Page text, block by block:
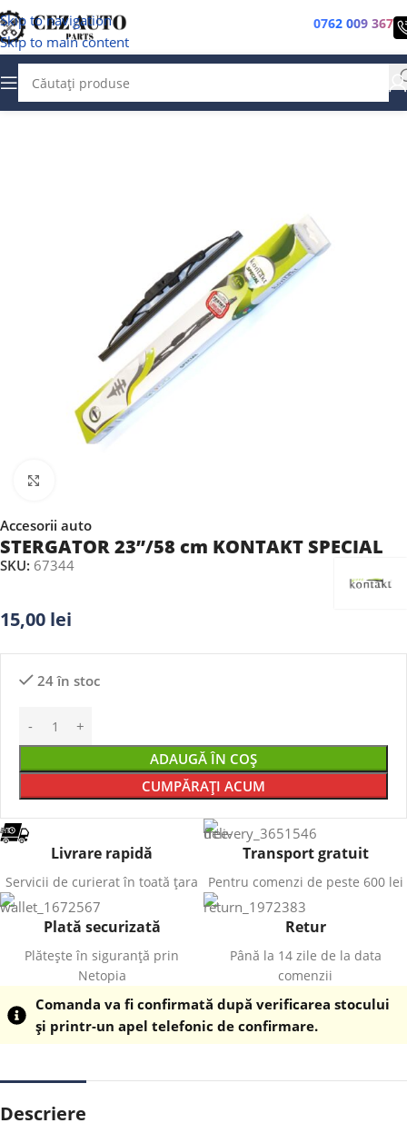
Skip to navigation
Skip to main content
0762 009 367
Accesorii auto
STERGATOR 23”/58 cm KONTAKT SPECIAL
SKU: 67344
15,00 lei
24 în stoc
ADAUGĂ ÎN COȘ
CUMPĂRAȚI ACUM
Livrare rapidă
Servicii de curierat în toată țara
Transport gratuit
Pentru comenzi de peste 600 lei
Plată securizată
Plătește în siguranță prin
Netopia
Retur
Până la 14 zile de la data
comenzii
Comanda va fi confirmată după verificarea stocului
și printr-un apel telefonic de confirmare.
Descriere